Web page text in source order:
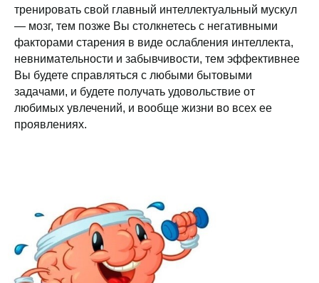
тренировать свой главный интеллектуальный мускул
— мозг, тем позже Вы столкнетесь с негативными
факторами старения в виде ослабления интеллекта,
невнимательности и забывчивости, тем эффективнее
Вы будете справляться с любыми бытовыми
задачами, и будете получать удовольствие от
любимых увлечений, и вообще жизни во всех ее
проявлениях.